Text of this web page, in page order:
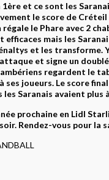
et ce sont les
le score de
le Phare avec 2
efficaces mais les
et les transforme.
et signe un doublé
regardent le
ses joueurs. Le score
Saranais avaient plus
prochaine en Lidl
Rendez-vous pour la